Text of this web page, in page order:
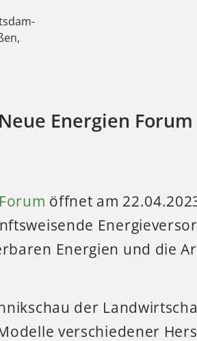
Energien Forum
öffnet am
Energien und die
der
verschiedener